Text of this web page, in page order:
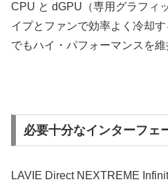
CPU と dGPU（専用グラフィ
イプとファンで効率よく冷却
でもハイ・パフォーマンスを維
必要十分なインターフェ
LAVIE Direct NEXTREME